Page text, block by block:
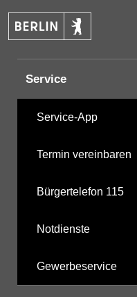
Service
Service-App
Termin vereinbaren
Bürgertelefon 115
Notdienste
Gewerbeservice